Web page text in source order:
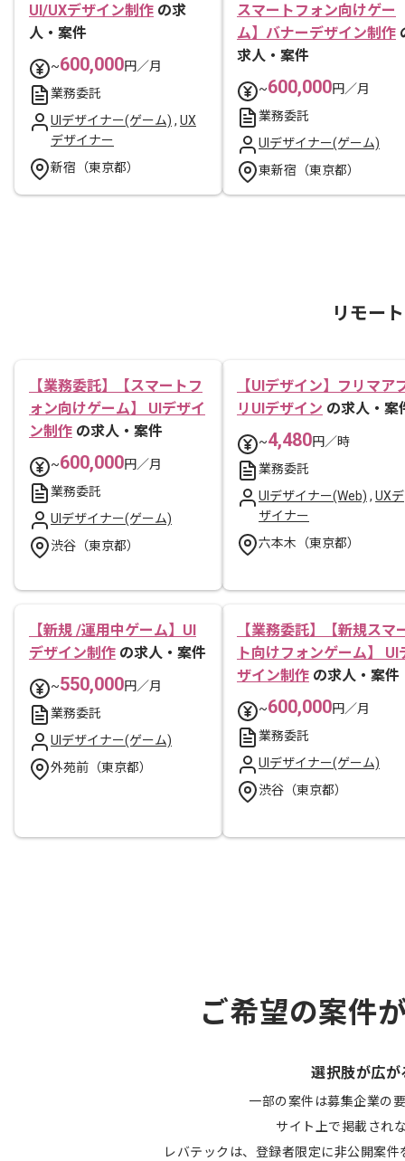
UI/UXデザイン制作 の求
人・案件
~600,000円／月
業務委託
UIデザイナー(ゲーム) , UX
デザイナー
新宿（東京都）
スマートフォン向けゲー
ム】バナーデザイン制作
求人・案件
~600,000円／月
業務委託
UIデザイナー(ゲーム)
東新宿（東京都）
リモー
【業務委託】【スマートフ
ォン向けゲーム】 UIデザイ
ン制作 の求人・案件
~600,000円／月
業務委託
UIデザイナー(ゲーム)
渋谷（東京都）
【UIデザイン】フリマア
リUIデザイン の求人・案
~4,480円／時
業務委託
UIデザイナー(Web) , UXデ
ザイナー
六本木（東京都）
【新規 /運用中ゲーム】UI
デザイン制作 の求人・案件
~550,000円／月
業務委託
UIデザイナー(ゲーム)
外苑前（東京都）
【業務委託】【新規スマ
ト向けフォンゲーム】 UI
ザイン制作 の求人・案件
~600,000円／月
業務委託
UIデザイナー(ゲーム)
渋谷（東京都）
ご希望の案件
選択肢が広が
一部の案件は募集企業の
サイト上で掲載され
レバテックは、登録者限定に非公開案